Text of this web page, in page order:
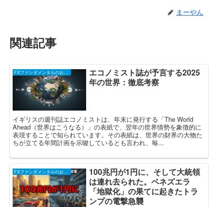
まーやん
関連記事
FXファンダメンタルのお話し
エコノミスト誌が予言する2025
年の世界：徹底考察
イギリスの週刊誌エコノミストは、年末に発行する「The World
Ahead（世界はこうなる）」の表紙で、翌年の世界情勢を象徴的に
表現することで知られています。その表紙は、世界の財界の大物た
ちが立てる年間計画を示唆しているとも言われ、毎...
100兆円が1円に、そして大統領
は連れ去られた。ベネズエラ
「地獄化」の果てに起きたトラ
ンプの電撃急襲